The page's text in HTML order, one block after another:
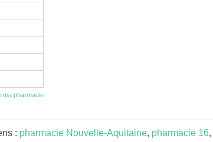
ma pharmacie
: pharmacie Nouvelle-Aquitaine, pharmacie 16,